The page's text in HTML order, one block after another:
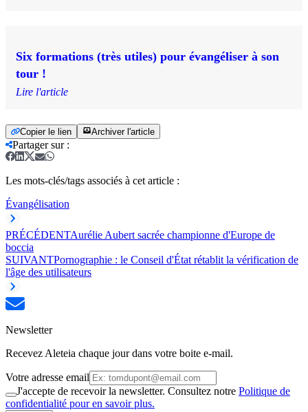
Six formations (très utiles) pour évangéliser à son
tour !
Lire l'article
Copier le lien Archiver l'article
Partager sur:
Les mots-clés/tags associés à cet article :
Évangélisation
PRÉCÉDENTAurélie Aubert sacrée championne d'Europe de
boccia
SUIVANTPornographie : le Conseil d'État rétablit la vérification de
l'âge des utilisateurs
Newsletter
Recevez Aleteia chaque jour dans votre boite e-mail.
Votre adresse email
J'accepte de recevoir la newsletter. Consultez notre Politique de
confidentialité pour en savoir plus.